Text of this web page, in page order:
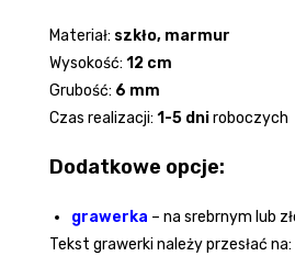
Materiał: szkło, marmur
Wysokość: 12 cm
Grubość: 6 mm
Czas realizacji: 1-5 dniroboczych
Dodatkowe opcje:
grawerka – na srebrnym lub
Tekst grawerki należy przesłać na: